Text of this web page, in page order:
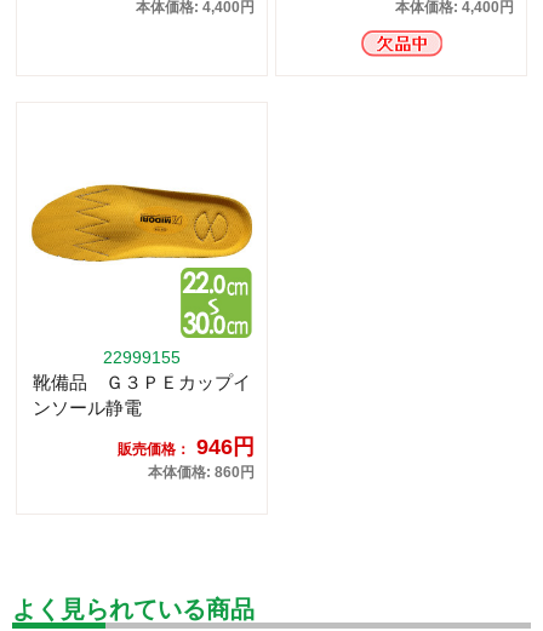
本体価格: 4,400円 本体価格: 4,400円
22999155
靴備品 Ｇ３ＰＥカップイ
ンソール静電
販売価格： 946円
本体価格: 860円
よく見られている商品